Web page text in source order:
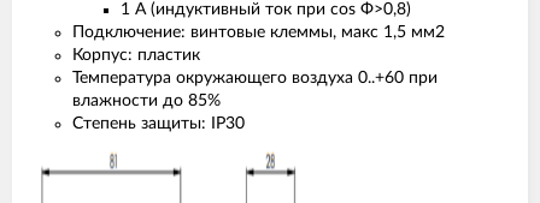
1 А (индуктивный ток при cos Ф>0,8)
Подключение: винтовые клеммы, макс 1,5 мм2
Корпус: пластик
Температура окружающего воздуха 0..+60 при
влажности до 85%
Степень защиты: IP30